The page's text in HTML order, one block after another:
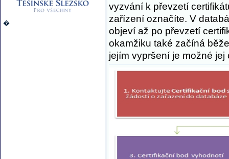
�
vyzvání k převzetí
zařízení označíte. V
objeví až po převzetí
okamžiku také začíná
jejím vypršení je možné jej